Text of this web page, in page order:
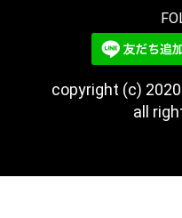
copyright (c) 2020
all